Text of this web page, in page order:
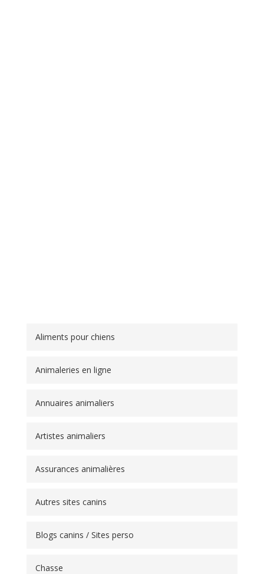
Aliments pour chiens
Animaleries en ligne
Annuaires animaliers
Artistes animaliers
Assurances animalières
Autres sites canins
Blogs canins / Sites perso
Chasse